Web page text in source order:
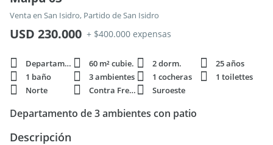
Venta en San Isidro, Partido de San Isidro
USD 230.000 + $400.000 expensas
Departamento 60 m² cubie. 2 dorm.
25 años
1 baño
3 ambientes 1 cocheras
1 toilettes
Norte
Contra Frente Suroeste
Departamento de 3 ambientes con patio
Descripción